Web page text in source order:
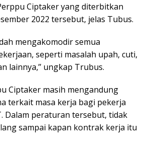
Ciptaker yang diterbitkan
2022 tersebut, jelas Tubus.
mengakomodir semua
seperti masalah upah, cuti,
lainnya,’’ ungkap Trubus.
Ciptaker masih mengandung
terkait masa kerja bagi pekerja
Dalam peraturan tersebut, tidak
sampai kapan kontrak kerja itu